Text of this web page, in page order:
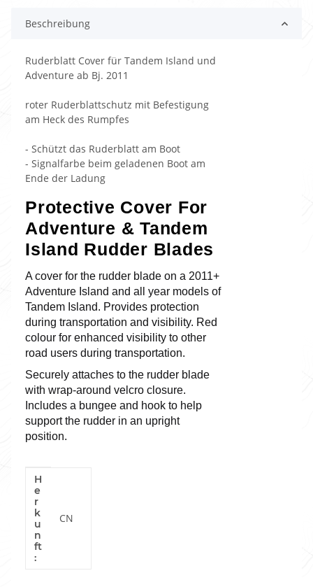
Beschreibung
Ruderblatt Cover für Tandem Island und
Adventure ab Bj. 2011
roter Ruderblattschutz mit Befestigung
am Heck des Rumpfes
- Schützt das Ruderblatt am Boot
- Signalfarbe beim geladenen Boot am
Ende der Ladung
Protective Cover For
Adventure & Tandem
Island Rudder Blades
A cover for the rudder blade on a 2011+
Adventure Island and all year models of
Tandem Island. Provides protection
during transportation and visibility. Red
colour for enhanced visibility to other
road users during transportation.
Securely attaches to the rudder blade
with wrap-around velcro closure.
Includes a bungee and hook to help
support the rudder in an upright
position.
Produkteigenschaft
Wert
H
e
r
k
u
n
ft
:
CN